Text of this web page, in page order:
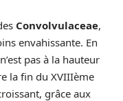
Convolvulaceae,
envahissante. En
pas à la hauteur
la fin du XVIIIème
grâce aux